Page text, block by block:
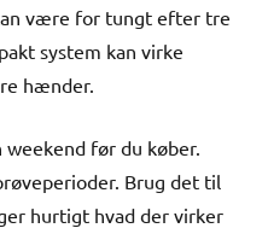
være for tungt efter tre
system kan virke
hænder.
før du køber.
Brug det til
hurtigt hvad der virker